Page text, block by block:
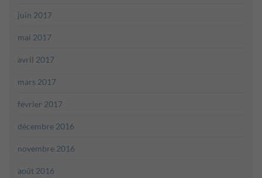
juin 2017
mai 2017
avril 2017
mars 2017
février 2017
décembre 2016
novembre 2016
août 2016